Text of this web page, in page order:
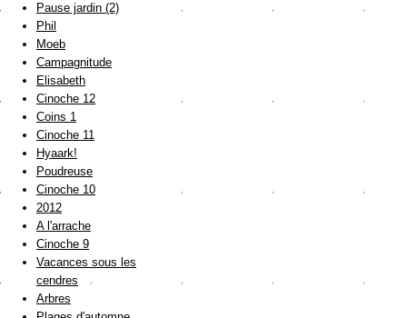
Pause jardin (2)
Phil
Moeb
Campagnitude
Elisabeth
Cinoche 12
Coins 1
Cinoche 11
Hyaark!
Poudreuse
Cinoche 10
2012
A l'arrache
Cinoche 9
Vacances sous les
cendres
Arbres